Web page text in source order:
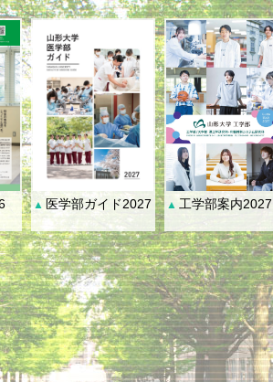
▲ 医学部ガイド2027 ▲ 工学部案内2027